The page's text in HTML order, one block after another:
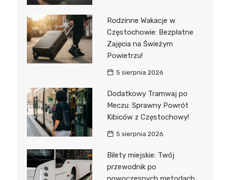
Rodzinne Wakacje w
Częstochowie: Bezpłatne
Zajęcia na Świeżym
Powietrzu!
5 sierpnia 2026
Dodatkowy Tramwaj po
Meczu: Sprawny Powrót
Kibiców z Częstochowy!
5 sierpnia 2026
Bilety miejskie: Twój
przewodnik po